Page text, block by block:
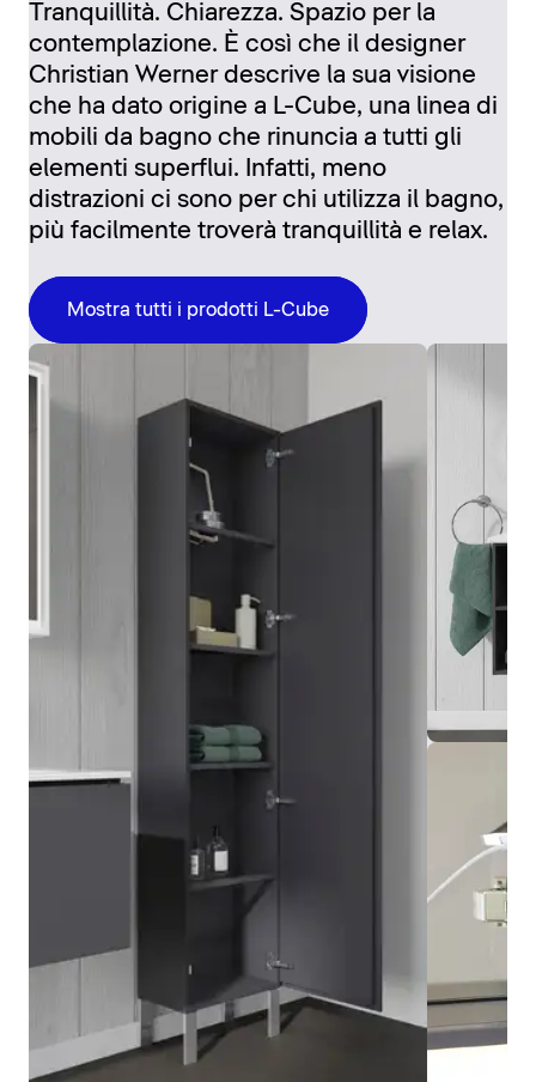
Tranquillità. Chiarezza. Spazio per la
contemplazione. È così che il designer
Christian Werner descrive la sua visione
che ha dato origine a L-Cube, una linea di
mobili da bagno che rinuncia a tutti gli
elementi superflui. Infatti, meno
distrazioni ci sono per chi utilizza il bagno,
più facilmente troverà tranquillità e relax.
Mostra tutti i prodotti L-Cube